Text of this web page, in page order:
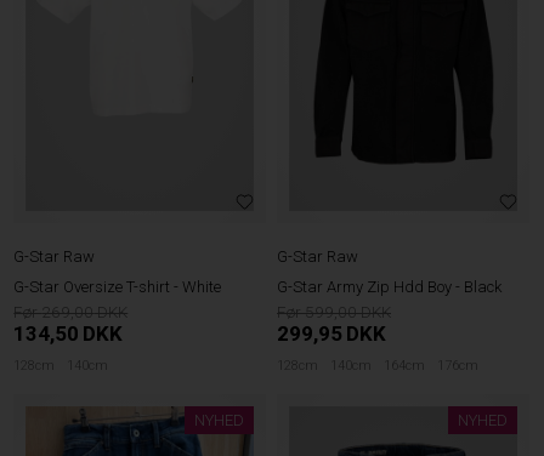
G-Star Raw
G-Star Oversize T-shirt - White
269,00
134,50 DKK
128cm 140cm
G-Star Raw
G-Star Army Zip Hdd Boy - Black
599,00
299,95 DKK
128cm 140cm 164cm 176cm
NYHED NYHED